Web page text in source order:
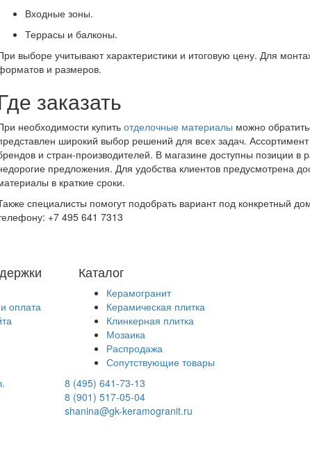
Входные зоны.
Террасы и балконы.
выборе учитывают характеристики и итоговую цену. Для
и размеров.
заказать
необходимости купить отделочные материалы можно
широкий выбор решений для всех задач.
и стран-производителей. В магазине доступны позиции в
предложения. Для удобства клиентов предусмотрена
в краткие сроки.
специалисты помогут подобрать вариант под конкретный
+7 495 641 7313
оплата
Каталог
Керамогранит
Керамическая плитка
Клинкерная плитка
Мозаика
Распродажа
Сопутствующие товары
8 (495) 641-73-13
8 (901) 517-05-04
shanina@gk-keramogranit.ru